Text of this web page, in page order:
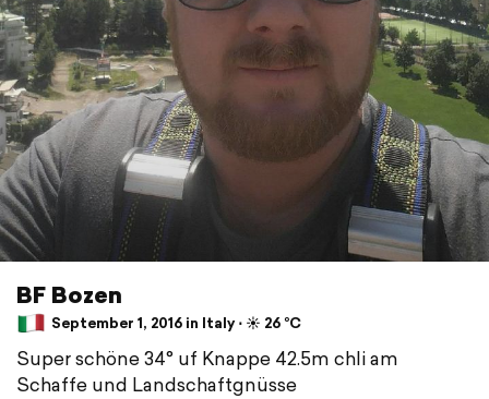
BF Bozen
September 1, 2016 in Italy ⋅ ☀️ 26 °C
Super schöne 34° uf Knappe 42.5m chli am
Schaffe und Landschaftgnüsse